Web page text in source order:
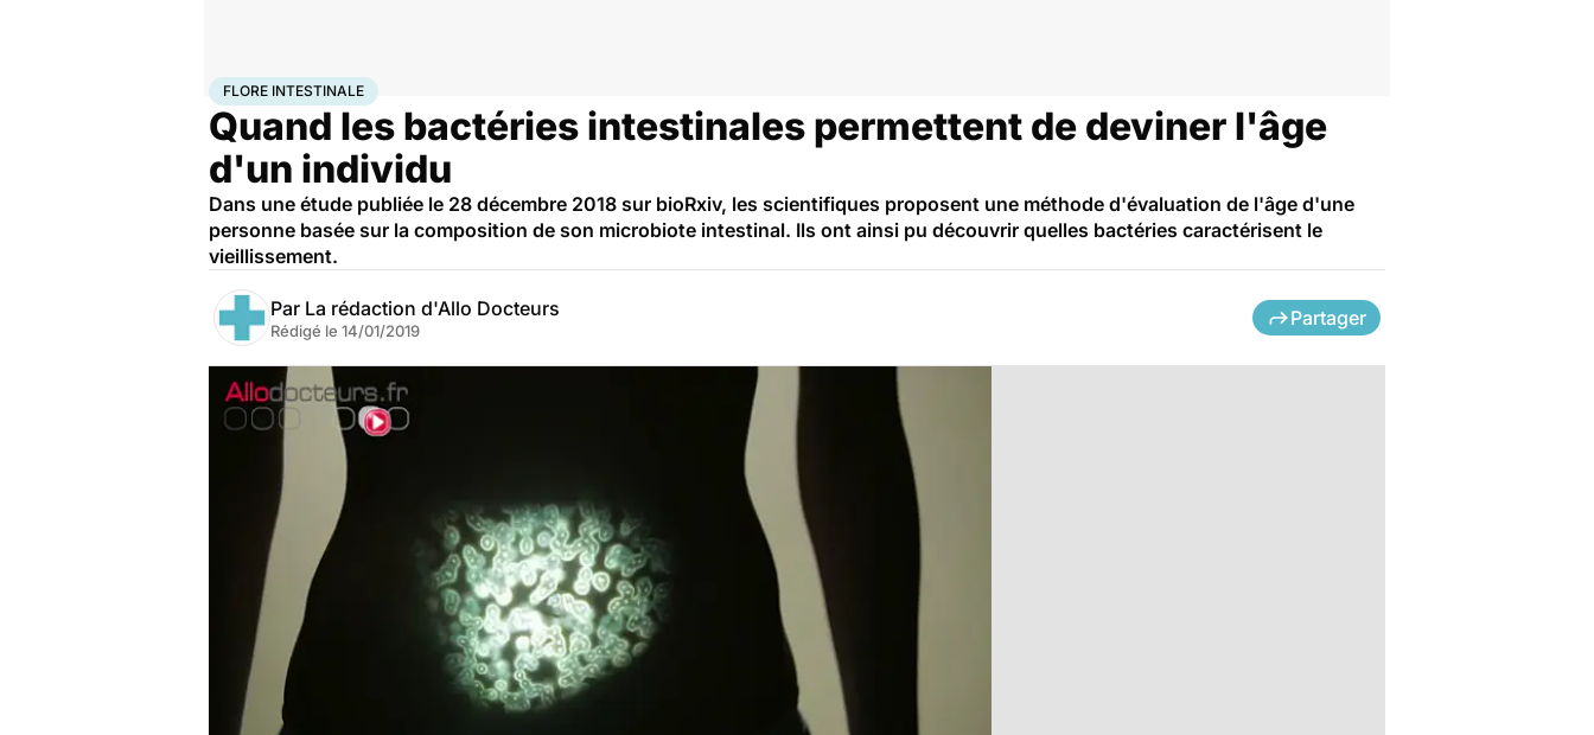
AccueilSantéFlore intestinale
FLORE INTESTINALE
Quand les bactéries intestinales permettent de deviner l'âge
d'un individu
Dans une étude publiée le 28 décembre 2018 sur bioRxiv, les scientifiques proposent une méthode d'évaluation de l'âge d'une
personne basée sur la composition de son microbiote intestinal. Ils ont ainsi pu découvrir quelles bactéries caractérisent le
vieillissement.
Par La rédaction d'Allo Docteurs
Rédigé le 14/01/2019
Partager